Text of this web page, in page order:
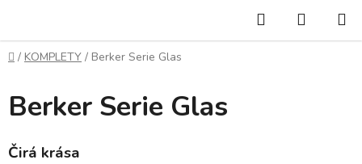
obsah
Hledat
KOŠÍK
Domů
/ KOMPLETY / Berker Serie Glas
Berker Serie Glas
Čirá krása